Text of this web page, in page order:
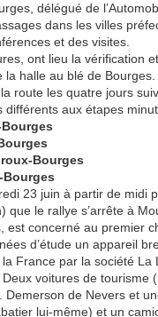
délégué de
dans les villes
et des visites.
ont lieu la vérification
la halle au blé de
route les quatre jours
différents aux étapes
Bourges
23 juin à partir de midi
que le rallye s’arrête à
est concerné au premier
d’étude un appareil
France par la société La
voitures de tourisme
Demerson de Nevers et
lui-même) et un